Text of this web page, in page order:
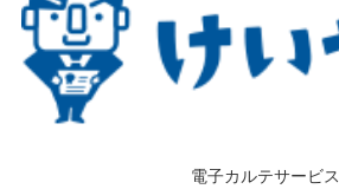
電子カルテサービス